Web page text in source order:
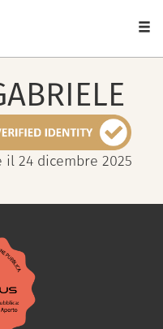
il 24 dicembre 2025